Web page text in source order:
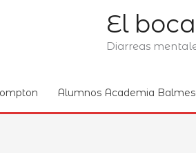
El
Diarreas
Alumnos Academia